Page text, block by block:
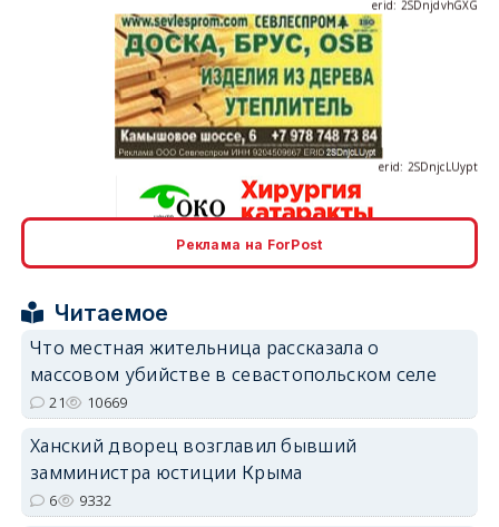
erid: 2SDnjcrDNw6
Реклама на ForPost
Читаемое
Что местная жительница рассказала о
массовом убийстве в севастопольском селе
21 10669
Ханский дворец возглавил бывший
замминистра юстиции Крыма
6 9332